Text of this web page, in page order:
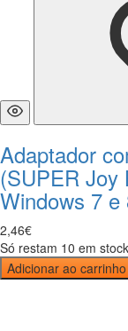
Adaptador
(SUPER Joy
Windows 7 e
2,46€
Só restam 10 em stock
Adicionar ao carrinho